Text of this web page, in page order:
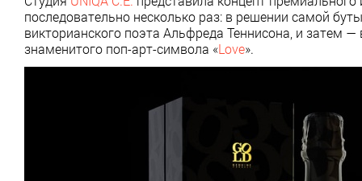
последовательно несколько раз: в решении самой
викторианского поэта Альфреда Теннисона, и затем
знаменитого поп-арт-символа «Love».